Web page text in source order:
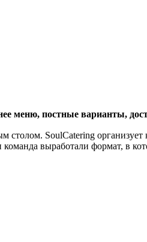
меню, постные варианты,
столом. SoulCatering
выработали формат, в